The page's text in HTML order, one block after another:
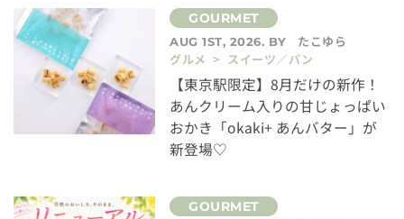
AUG 1ST, 2026. BY
たこゆら
グルメ > スイーツ／パン
【東京駅限定】8月だけの新作！
あんクリーム入りの甘じょっぱい
おかき「okaki+ あんバター」が
新登場♡